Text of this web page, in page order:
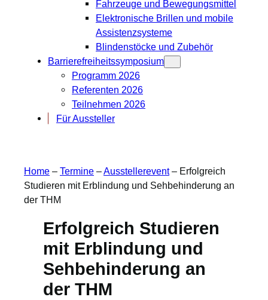
Fahrzeuge und Bewegungsmittel
Elektronische Brillen und mobile
Assistenzsysteme
Blindenstöcke und Zubehör
Barrierefreiheitssymposium
Programm 2026
Referenten 2026
Teilnehmen 2026
Für Aussteller
Home – Termine –Ausstellerevent– Erfolgreich
Studieren mit Erblindung und Sehbehinderung an
der THM
Erfolgreich Studieren
mit Erblindung und
Sehbehinderung an
der THM